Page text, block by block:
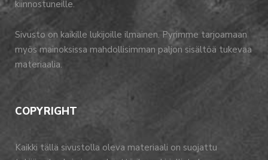
kiinnostuneille.
Sivusto on kaikille lukijoille ilmainen. Pyrimme tarjoamaan
myös mainoksissa mahdollisimman paljon sisältöä tukevaa
materiaalia.
COPYRIGHT
Kaikki tällä sivustolla oleva materiaali on suojattu